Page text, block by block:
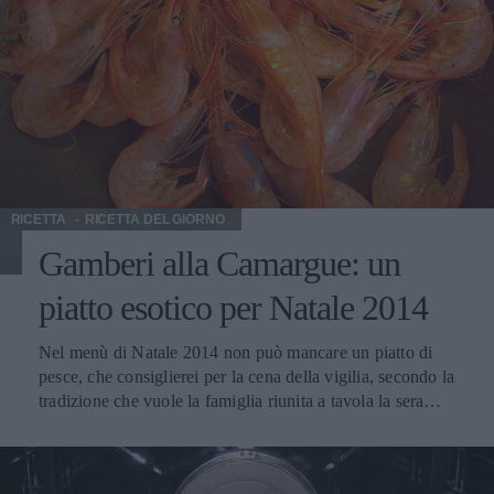
rendere diverso il pranzo festivo. Sono ricette magari
anche riviste e riadattate ad esigenze diversificate, buone
in estate e in tutte le stagioni se opportunamente
modificate. Il melone ripieno è delicato e scenografico: è
quel tocco in più per un Natale in armonia. Basta scegliere
un bel melone maturo e poi fragoline di bosco, ricotta,
liquore, zucchero al velo, panna da montare e 1 uovo.
Ingredienti golosi, ma delicati. Buon appetito!
RICETTA RICETTA DEL GIORNO
Gamberi alla Camargue: un
piatto esotico per Natale 2014
Nel menù di Natale 2014 non può mancare un piatto di
pesce, che consiglierei per la cena della vigilia, secondo la
tradizione che vuole la famiglia riunita a tavola la sera
preparazioni, sono sempre gustosi. Oggi vi suggerisco
questa ricetta abbastanza semplice, ma avete da scegliere